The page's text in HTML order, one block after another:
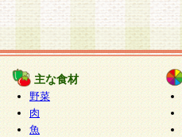
主な食材
野菜
肉
魚